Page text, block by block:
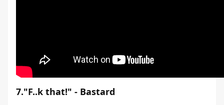
7."F..k that!" - Bastard